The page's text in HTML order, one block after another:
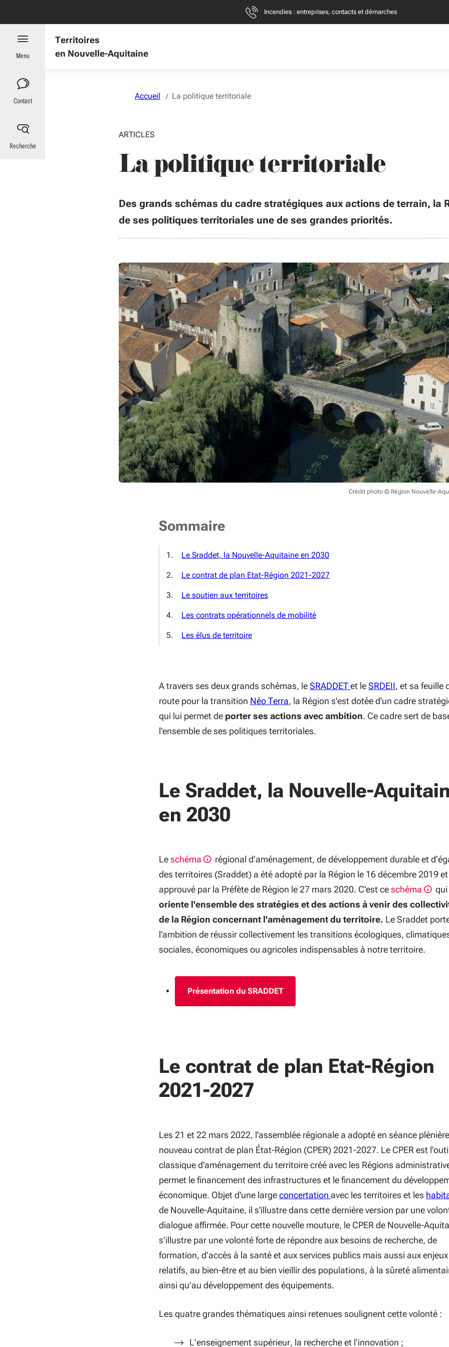
Incendies : entreprises, contacts et démarches
Territoires
en Nouvelle-Aquitaine
Menu
Contact
Recherche
Accueil La politique territoriale
ARTICLES
La politique territoriale
Des grands schémas du cadre stratégiques aux actions de terrain, la
de ses politiques territoriales une de ses grandes priorités.
Crédit photo © Région Nouvelle-
Sommaire
Le Sraddet, la Nouvelle-Aquitaine en 2030
Le contrat de plan Etat-Région 2021-2027
Le soutien aux territoires
Les contrats opérationnels de mobilité
Les élus de territoire
A travers ses deux grands schémas, leSRADDETet leSRDEII (S'ouvre
, et sa feuille
route pour la transition Néo Terra (S'ouvre dans une nouvelle fenêtre)
, la Région s'est dotée d'un cadre
qui lui permet de porter ses actions avec ambition. Ce cadre sert de
l'ensemble de ses politiques territoriales.
Le Sraddet, la Nouvelle-
en 2030
Leschéma
régional d’aménagement, de développement durable et
des territoires (Sraddet) a été adopté par la Région le 16 décembre 2019 et
approuvé par la Préfète de Région le 27 mars 2020. C'est ceschéma
qui
oriente l'ensemble des stratégies et des actions à venir des
de la Région concernant l'aménagement du territoire. Le Sraddet
l'ambition de réussir collectivement les transitions écologiques,
sociales, économiques ou agricoles indispensables à notre territoire.
Présentation du SRADDET
Le contrat de plan Etat-Région
2021-2027
Les 21 et 22 mars 2022, l'assemblée régionale a adopté en séance
nouveau contrat de plan État-Région (CPER) 2021-2027. Le CPER est
classique d'aménagement du territoire créé avec les Régions
permet le financement des infrastructures et le financement du
économique. Objet d'une largeconcertation avec les territoires et les
de Nouvelle-Aquitaine, il s'illustre dans cette dernière version par une
dialogue affirmée. Pour cette nouvelle mouture, le CPER de Nouvelle-
s’illustre par une volonté forte de répondre aux besoins de recherche, de
formation, d’accès à la santé et aux services publics mais aussi aux enjeux
relatifs, au bien-être et au bien vieillir des populations, à la sûreté
ainsi qu’au développement des équipements.
Les quatre grandes thématiques ainsi retenues soulignent cette volonté :
L’enseignement supérieur, la recherche et l’innovation ;